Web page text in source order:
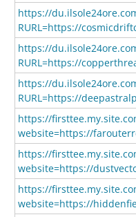
https://
RURL=https://
https://
RURL=https://
https://
RURL=https://
https://
website=https://
https://
website=https://
https://
website=https://